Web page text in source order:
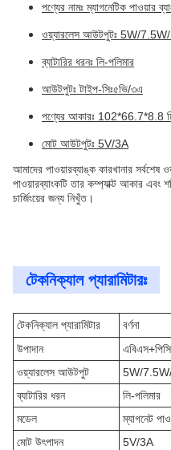
পণ্যের নামঃ ম্যাগনেটিক পাওয়ার
ওয়্যারলেস আউটপুটঃ 5W/
ব্যাটারির ধরনঃ লি-পলিমার
আউটপুটঃ টাইপ-সিঃ৫ভি/৩এ
পণ্যের আকারঃ 102*66.7*8.8
মোট আউটপুটঃ 5V/3A
আমাদের পাওয়ারব্যাঙ্ক কারখানার সর্বশেষ
পাওয়ারব্যাংকটি তার কম্প্যাক্ট আকার এবং
চার্জিংয়ের জন্য নিখুঁত।
টেকনিক্যাল প্যারামিটারঃ
টেকনিক্যাল প্যারামিটার
বর্ণনা
উপাদান
ওয়্যারলেস আউটপুট
5W/
ব্যাটারির ধরন
লি-পলিমার
মডেল
ম্যাগনেট
মোট উৎপাদন
5V/3A